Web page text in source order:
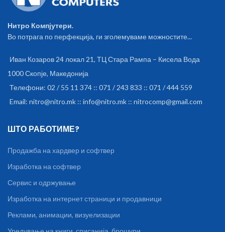
брзина - Вградени тркалца
Нитро Компјутери.
Во потрага по перфекција, ги зголемуваме можностите...
Иван Козаров 24 локал 21, ТЦ Стара Рампа – Кисела Вода
1000 Скопје, Македонија
Телефони: 02 / 55 11 374 :: 071 / 243 833 :: 071 / 444 559
Email: nitro@nitro.mk :: info@nitro.mk :: nitrocomp@gmail.com
ШТО РАБОТИМЕ?
Продажба на хардвер и софтвер
Изработка на софтвер
Сервис и одржување
Изработка на интернет страници и продавници
Реклами, анимации, визуелизации